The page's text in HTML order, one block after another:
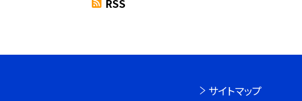
RSS
サイトマップ